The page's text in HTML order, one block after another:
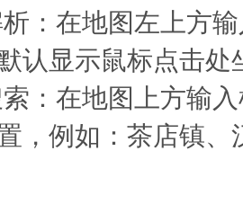
：在地图左上方
认显示鼠标点击处
：在地图上方输
，例如：茶店镇、